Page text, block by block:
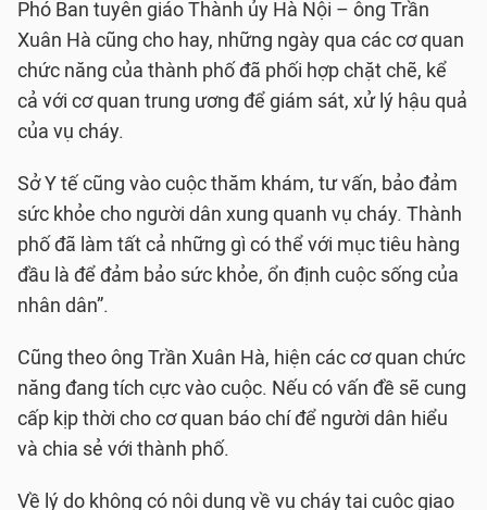
Phó Ban tuyên giáo Thành ủy Hà Nội – ông Trần
Xuân Hà cũng cho hay, những ngày qua các cơ quan
chức năng của thành phố đã phối hợp chặt chẽ, kể
cả với cơ quan trung ương để giám sát, xử lý hậu quả
của vụ cháy.
Sở Y tế cũng vào cuộc thăm khám, tư vấn, bảo đảm
sức khỏe cho người dân xung quanh vụ cháy. Thành
phố đã làm tất cả những gì có thể với mục tiêu hàng
đầu là để đảm bảo sức khỏe, ổn định cuộc sống của
nhân dân”.
Cũng theo ông Trần Xuân Hà, hiện các cơ quan chức
năng đang tích cực vào cuộc. Nếu có vấn đề sẽ cung
cấp kịp thời cho cơ quan báo chí để người dân hiểu
và chia sẻ với thành phố.
Về lý do không có nội dung về vụ cháy tại cuộc giao